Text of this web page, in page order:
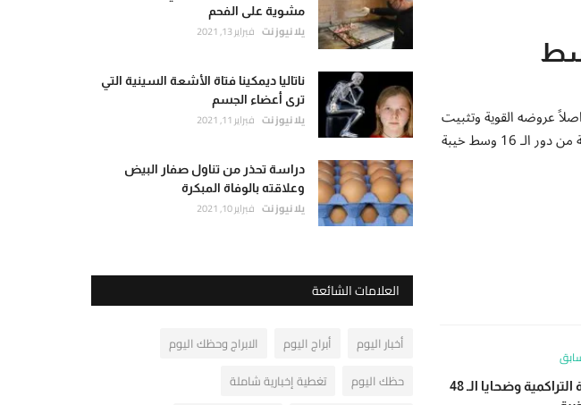
عروضه القوية وتثبيت
أقدامه كأحد أبرز القوى الكروية عالمياً، في حين ودعت كندا، صاحبة الأرض والضيافة، منافسات البطولة من دور الـ 16 وسط خيبة
وزارة الصحة بغزة تعلن الحصيلة التراكمية وضحايا الـ 48
مشوية على الفحم
يلا نيوز نت فبراير 13, 2021
ناتاليا ديمكينا فتاة الأشعة السينية التي
ترى أعضاء الجسم
يلا نيوز نت فبراير 11, 2021
دراسة تحذر من تناول صفار البيض
وعلاقته بالوفاة المبكرة
يلا نيوز نت فبراير 10, 2021
العلامات الشائعة
أخبار اليوم أبراج اليوم
الابراج وحظك اليوم
حظك اليوم
تغطية إخبارية شاملة